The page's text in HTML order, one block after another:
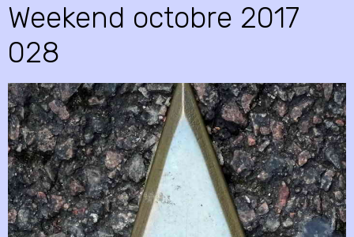
Weekend octobre 2017
028